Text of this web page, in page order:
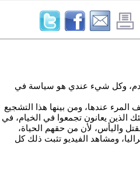
وكل شيء عندي هو سياسة في
عندها، ومن بينها هذا التشجيع
الذين يعانون تجمعوا في الخيام، في
واليأس، لأن من حقهم الحياة،
ومشاهد الفيديو تثبت ذلك كل